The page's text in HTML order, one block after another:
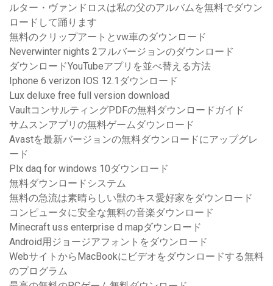
ルター・ヴァンドロスは私の父のアルバムを無料でダウン
ロードして踊ります
無料のクリップアートとvw車のダウンロード
Neverwinter nights 2フルバージョンのダウンロード
ダウンロードYouTubeアプリを並べ替える方法
Iphone 6 verizon IOS 12.1ダウンロード
Lux deluxe free full version download
VaultコンサルティングPDFの無料ダウンロードガイド
サムスンアプリの無料ゲームダウンロード
Avastを最新バージョンの無料ダウンロードにアップグレ
ード
Plx daq for windows 10ダウンロード
無料ダウンロードシステム
無料の急流は素晴らしい獣のキス愛好家をダウンロード
コンピュータに安全な無料の音楽ダウンロード
Minecraft uss enterprise d mapダウンロード
Android用ジョージアフォントをダウンロード
WebサイトからMacBookにビデオをダウンロードする無料
のプログラム